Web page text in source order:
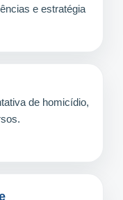
e estratégia
de homicídio,